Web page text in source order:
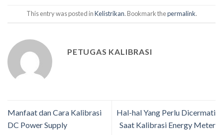
This entry was posted inKelistrikan. Bookmark thepermalink.
PETUGAS KALIBRASI
Manfaat dan Cara Kalibrasi
DC Power Supply
Hal-hal Yang Perlu Dicermati
Saat Kalibrasi Energy Meter